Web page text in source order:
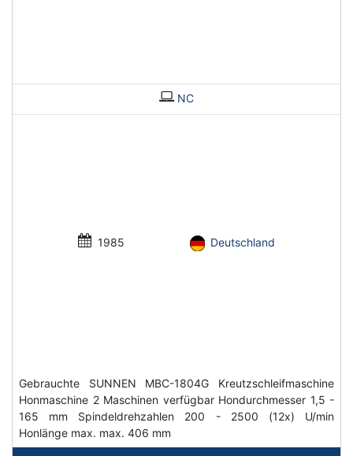
NC
1985 Deutschland
Gebrauchte SUNNEN MBC-1804G Kreutzschleifmaschine
Honmaschine 2 Maschinen verfügbar Hondurchmesser 1,5 -
165 mm Spindeldrehzahlen 200 - 2500 (12x) U/min
Honlänge max. max. 406 mm